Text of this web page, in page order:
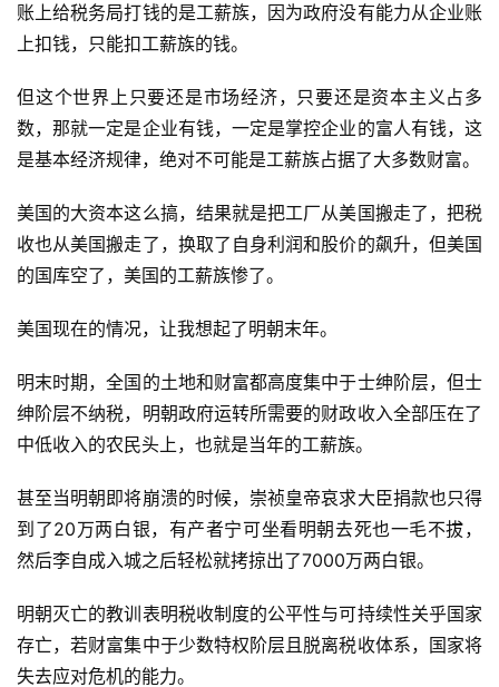
账上给税务局打钱的是工薪族，因为政府没有能力从企业账
上扣钱，只能扣工薪族的钱。
但这个世界上只要还是市场经济，只要还是资本主义占多
数，那就一定是企业有钱，一定是掌控企业的富人有钱，这
是基本经济规律，绝对不可能是工薪族占据了大多数财富。
美国的大资本这么搞，结果就是把工厂从美国搬走了，把税
收也从美国搬走了，换取了自身利润和股价的飙升，但美国
的国库空了，美国的工薪族惨了。
美国现在的情况，让我想起了明朝末年。
明末时期，全国的土地和财富都高度集中于士绅阶层，但士
绅阶层不纳税，明朝政府运转所需要的财政收入全部压在了
中低收入的农民头上，也就是当年的工薪族。
甚至当明朝即将崩溃的时候，崇祯皇帝哀求大臣捐款也只得
到了20万两白银，有产者宁可坐看明朝去死也一毛不拔，
然后李自成入城之后轻松就拷掠出了7000万两白银。
明朝灭亡的教训表明税收制度的公平性与可持续性关乎国家
存亡，若财富集中于少数特权阶层且脱离税收体系，国家将
失去应对危机的能力。